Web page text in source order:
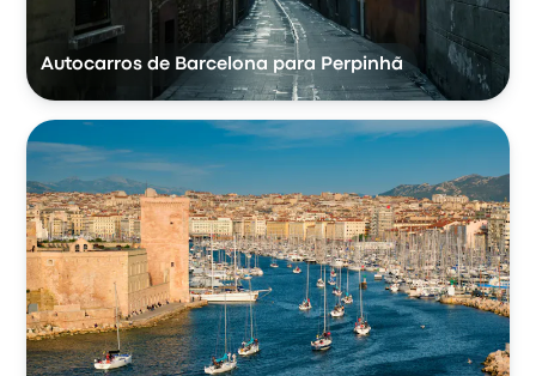
Autocarros de Barcelona para Perpinhã